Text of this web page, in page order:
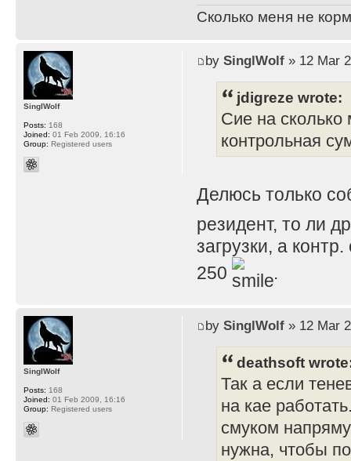
Сколько меня не
by SinglWolf» 12 Mar
jdigreze wrote:
Сие на сколько
контрольная
Делюсь только
резидент, то ли
загрузки, а
250
.
SinglWolf
Posts: 168
Joined: 01 Feb 2009, 16:16
Group: Registered users
by SinglWolf» 12 Mar
deathsoft
Так а если
на кае
смуком
нужна, чтобы
SinglWolf
Posts: 168
Joined: 01 Feb 2009, 16:16
Group: Registered users